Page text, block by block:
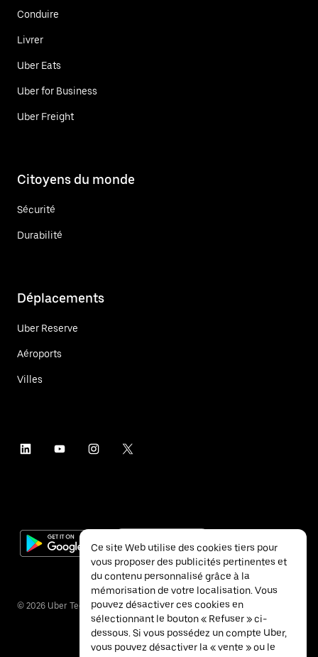
Conduire
Livrer
Uber Eats
Uber for Business
Uber Freight
Citoyens du monde
Sécurité
Durabilité
Déplacements
Uber Reserve
Aéroports
Villes
© 2026 Uber Technologies Inc.
Ce site Web utilise des cookies tiers pour
vous proposer des publicités pertinentes et
du contenu personnalisé grâce à la
mémorisation de votre localisation. Vous
pouvez désactiver ces cookies en
sélectionnant le bouton « Refuser » ci-
dessous. Si vous possédez un compte Uber,
vous pouvez désactiver la « vente » ou le